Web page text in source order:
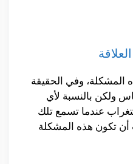
وفي الحقيقة
ولكن بالنسبة لأي
عندما تسمع تلك
تكون هذه المشكلة